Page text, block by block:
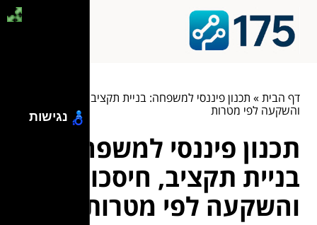
דף הבית» תכנון פיננסי למשפחה: בניית תקציב, חיסכון
והשקעה לפי מטרות
תכנון פיננסי למשפחה:
בניית תקציב, חיסכון
והשקעה לפי מטרות
נגישות